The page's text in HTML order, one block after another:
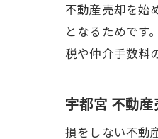
不動産売却を始
となるためです
税や仲介手数料
宇都宮 不動
損をしない不動